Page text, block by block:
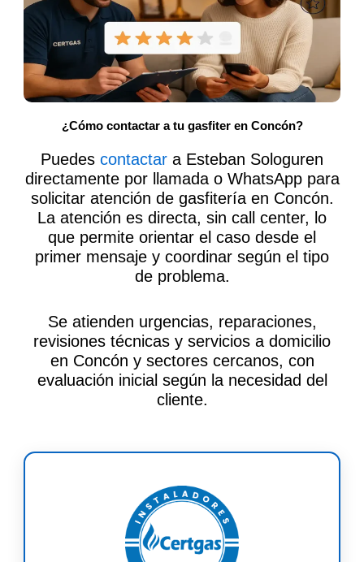
¿Cómo contactar a tu gasfiter en Concón?
Puedes contactar a Esteban Sologuren
directamente por llamada o WhatsApp para
solicitar atención de gasfitería en Concón.
La atención es directa, sin call center, lo
que permite orientar el caso desde el
primer mensaje y coordinar según el tipo
de problema.
Se atienden urgencias, reparaciones,
revisiones técnicas y servicios a domicilio
en Concón y sectores cercanos, con
evaluación inicial según la necesidad del
cliente.